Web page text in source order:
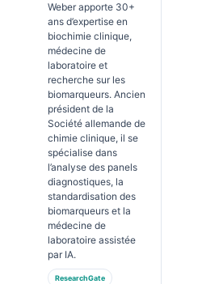
Weber apporte 30+
ans d’expertise en
biochimie clinique,
médecine de
laboratoire et
recherche sur les
biomarqueurs. Ancien
président de la
Société allemande de
chimie clinique, il se
spécialise dans
l’analyse des panels
diagnostiques, la
standardisation des
biomarqueurs et la
médecine de
laboratoire assistée
par IA.
ResearchGate